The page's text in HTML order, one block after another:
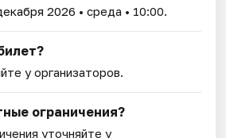
2026 • среда • 10:00.
у организаторов.
ограничения?
уточняйте у